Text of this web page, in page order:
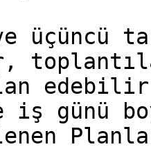
ve
iş günü